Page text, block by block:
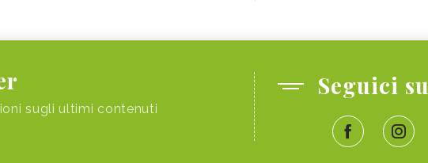
sugli ultimi contenuti
Seguici su